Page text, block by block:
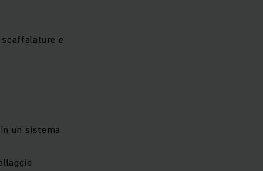
e
un sistema